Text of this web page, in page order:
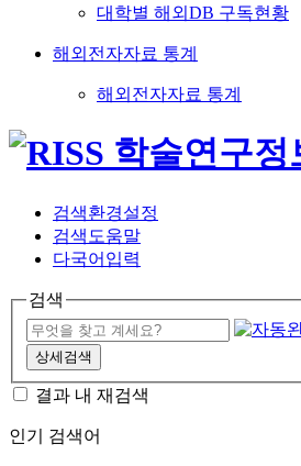
대학별 해외DB 구독현황
해외전자자료 통계
해외전자자료 통계
검색환경설정
검색도움말
다국어입력
검색
상세검색
결과 내 재검색
인기 검색어